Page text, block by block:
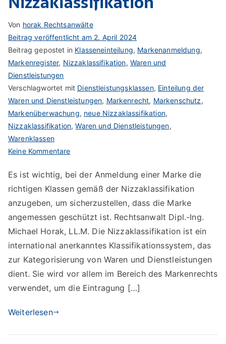
Von horak Rechtsanwälte
Beitrag veröffentlicht am 2. April 2024
Beitrag gepostet in Klasseneinteilung, Markenanmeldung,
Markenregister, Nizzaklassifikation, Waren und
Dienstleistungen
Verschlagwortet mit Dienstleistungsklassen, Einteilung der
Waren und Dienstleistungen, Markenrecht, Markenschutz,
Markenüberwachung, neue Nizzaklassifikation,
Nizzaklassifikation,Waren und Dienstleistungen,
Warenklassen
Keine Kommentarezu
Es ist wichtig, bei der Anmeldung einer Marke die
richtigen Klassen gemäß der Nizzaklassifikation
anzugeben, um sicherzustellen, dass die Marke
angemessen geschützt ist. Rechtsanwalt Dipl.-Ing.
Michael Horak, LL.M. Die Nizzaklassifikation ist ein
international anerkanntes Klassifikationssystem, das
zur Kategorisierung von Waren und Dienstleistungen
dient. Sie wird vor allem im Bereich des Markenrechts
verwendet, um die Eintragung […]
Weiterlesen